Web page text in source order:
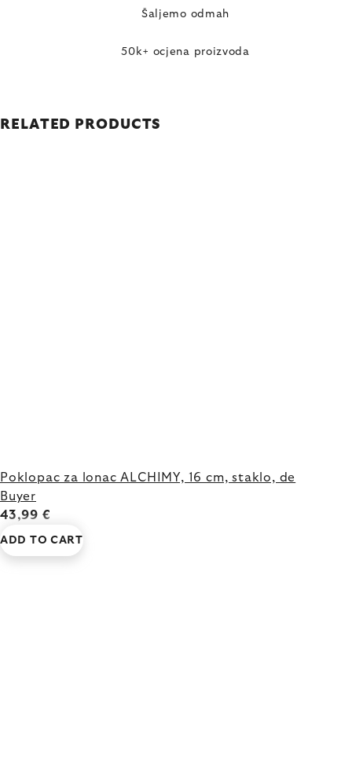
Šaljemo odmah
50k+ ocjena proizvoda
RELATED PRODUCTS
Poklopac za lonac ALCHIMY, 16 cm, staklo, de
Buyer
43,99 €
ADD TO CART